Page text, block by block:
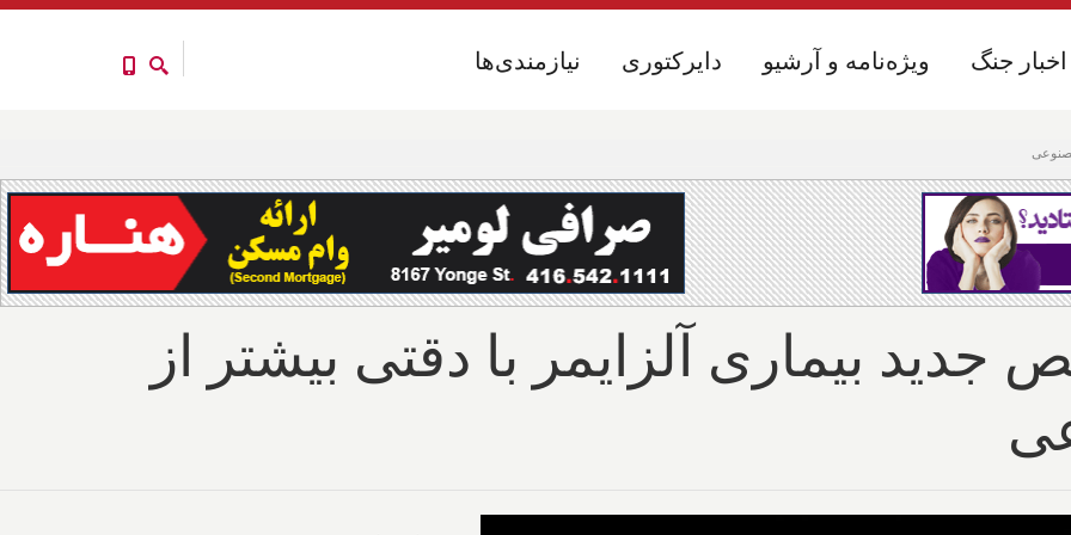
نیازمندی‌ها دایرکتوری ویژه‌نامه و آرشیو اخبار جنگ نیازمندی‌ها دایرکتوری ویژه‌نامه و آرشیو اخبار جنگ
بیماری آلزایمر با دقتی بیشتر از